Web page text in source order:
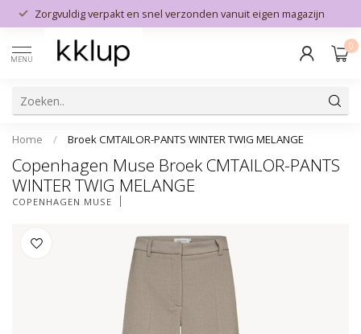
Zorgvuldig verpakt en snel verzonden vanuit eigen magazijn
MENU
0
Home / Broek CMTAILOR-PANTS WINTER TWIG MELANGE
Copenhagen Muse Broek CMTAILOR-PANTS
WINTER TWIG MELANGE
COPENHAGEN MUSE